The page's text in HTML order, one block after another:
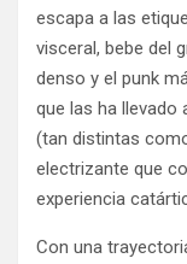
escapa a las
visceral, bebe del
denso y el punk
que las ha llevado
(tan distintas
electrizante que
experiencia
Con una